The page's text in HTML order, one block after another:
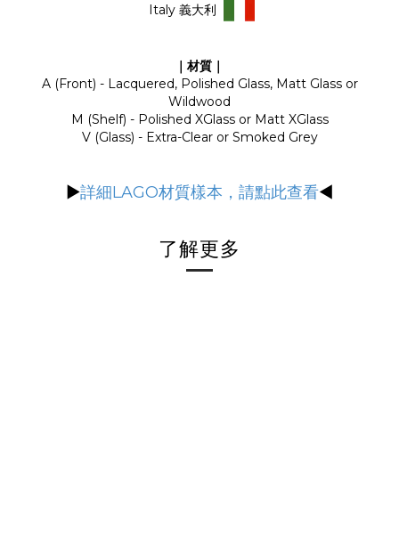
Italy 義大利
｜材質｜
A (Front) - Lacquered, Polished Glass, Matt Glass or
Wildwood
M (Shelf) - Polished XGlass or Matt XGlass
V (Glass) - Extra-Clear or Smoked Grey
▶詳細LAGO材質樣本，請點此查看◀
了解更多